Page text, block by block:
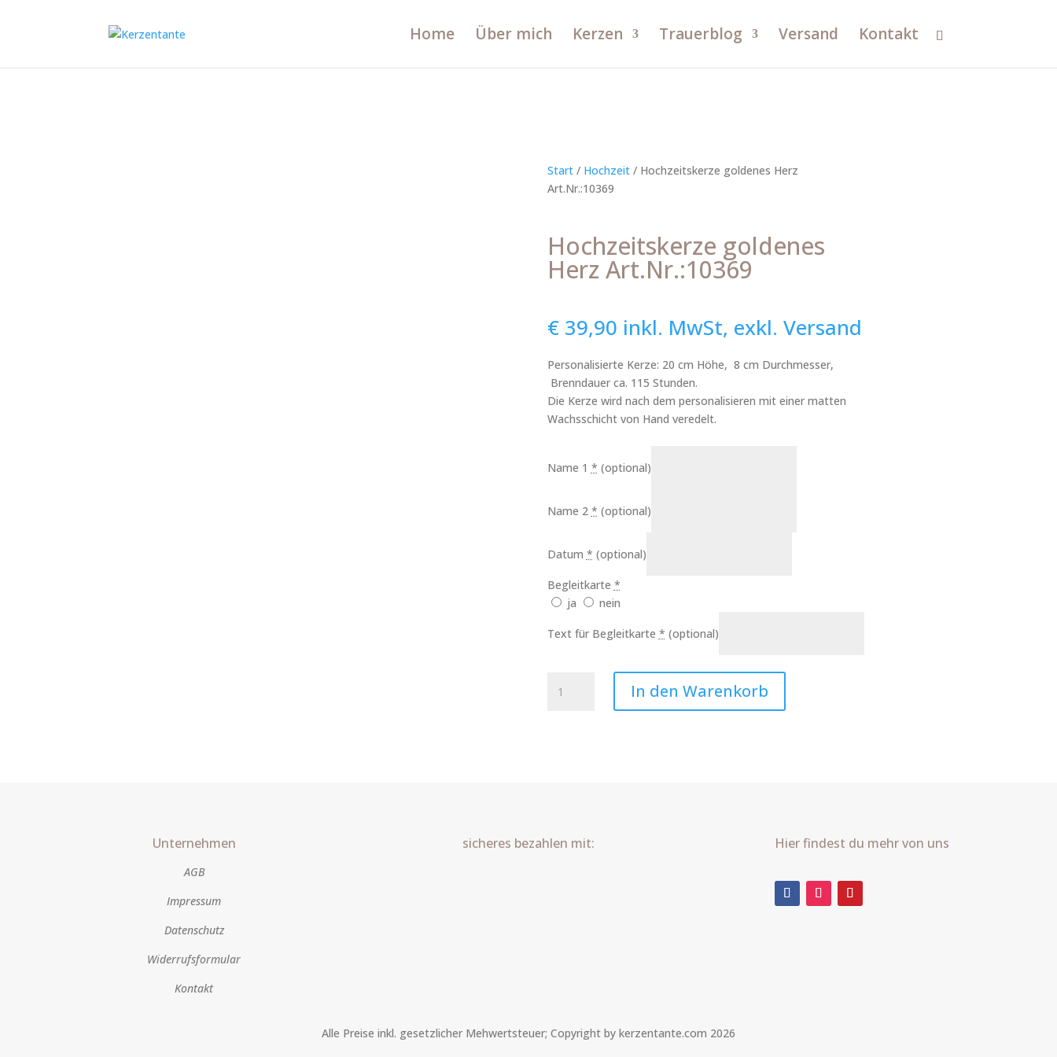
Home Über mich Kerzen Trauerblog Versand Kontakt
Start/ Hochzeit/ Hochzeitskerze goldenes Herz
Art.Nr.:10369
Hochzeitskerze goldenes
Herz Art.Nr.:10369
€39,90 inkl. MwSt, exkl. Versand
Personalisierte Kerze: 20 cm Höhe, 8 cm Durchmesser,
Brenndauer ca. 115 Stunden.
Die Kerze wird nach dem personalisieren mit einer matten
Wachsschicht von Hand veredelt.
Name 1 * (optional)
Name 2 * (optional)
Datum * (optional)
Begleitkarte *
ja
nein
Text für Begleitkarte * (optional)
goldenes
In den Warenkorb
Unternehmen
AGB
Impressum
Datenschutz
Widerrufsformular
Kontakt
sicheres bezahlen mit: Hier findest du mehr von uns
Alle Preise inkl. gesetzlicher Mehwertsteuer; Copyright by kerzentante.com 2026